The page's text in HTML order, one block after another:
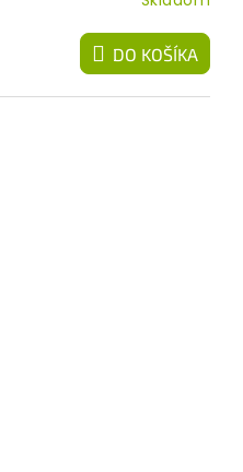
DO KOŠÍKA